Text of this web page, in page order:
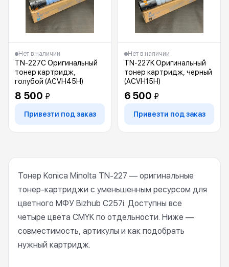
Нет в наличии
TN-227C Оригинальный
тонер картридж,
голубой (ACVH45H)
8 500 ₽
Привезти под заказ
Нет в наличии
TN-227K Оригинальный
тонер картридж, черный
(ACVH15H)
6 500 ₽
Привезти под заказ
Тонер Konica Minolta TN-227 — оригинальные
тонер-картриджи с уменьшенным ресурсом для
цветного МФУ Bizhub C257i. Доступны все
четыре цвета CMYK по отдельности. Ниже —
совместимость, артикулы и как подобрать
нужный картридж.